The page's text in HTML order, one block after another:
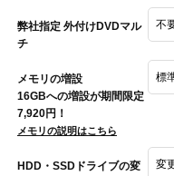
弊社指定 外付けDVDマル
チ
メモリの増設
16GBへの増設が期間限定
7,920円！
メモリの説明はこちら
HDD・SSDドライブの変